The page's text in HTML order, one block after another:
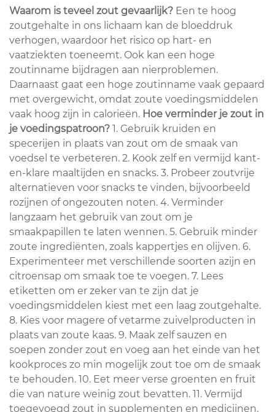
Waarom is teveel zout gevaarlijk? Een te hoog
zoutgehalte in ons lichaam kan de bloeddruk
verhogen, waardoor het risico op hart- en
vaatziekten toeneemt. Ook kan een hoge
zoutinname bijdragen aan nierproblemen.
Daarnaast gaat een hoge zoutinname vaak gepaard
met overgewicht, omdat zoute voedingsmiddelen
vaak hoog zijn in calorieën. Hoe verminder je zout in
je voedingspatroon? 1. Gebruik kruiden en
specerijen in plaats van zout om de smaak van
voedsel te verbeteren. 2. Kook zelf en vermijd kant-
en-klare maaltijden en snacks. 3. Probeer zoutvrije
alternatieven voor snacks te vinden, bijvoorbeeld
rozijnen of ongezouten noten. 4. Verminder
langzaam het gebruik van zout om je
smaakpapillen te laten wennen. 5. Gebruik minder
zoute ingrediënten, zoals kappertjes en olijven. 6.
Experimenteer met verschillende soorten azijn en
citroensap om smaak toe te voegen. 7. Lees
etiketten om er zeker van te zijn dat je
voedingsmiddelen kiest met een laag zoutgehalte.
8. Kies voor magere of vetarme zuivelproducten in
plaats van zoute kaas. 9. Maak zelf sauzen en
soepen zonder zout en voeg aan het einde van het
kookproces zo min mogelijk zout toe om de smaak
te behouden. 10. Eet meer verse groenten en fruit
die van nature weinig zout bevatten. 11. Vermijd
toegevoegd zout in supplementen en medicijnen.